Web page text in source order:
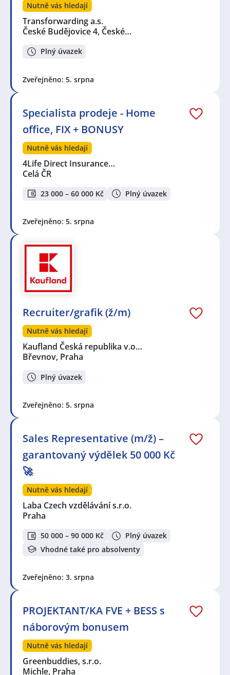
Nutně vás hledají
Transforwarding a.s.
České Budějovice 4, České…
Plný úvazek
Zveřejněno: 5. srpna
Specialista prodeje - Home
office, FIX + BONUSY
Nutně vás hledají
4Life Direct Insurance…
Celá ČR
23 000 – 60 000 Kč Plný úvazek
Zveřejněno: 5. srpna
Recruiter/grafik (ž/m)
Nutně vás hledají
Kaufland Česká republika v.o…
Břevnov, Praha
Plný úvazek
Zveřejněno: 5. srpna
Sales Representative (m/ž) –
garantovaný výdělek 50 000 Kč
🚀
Nutně vás hledají
Laba Czech vzdělávání s.r.o.
Praha
50 000 – 90 000 Kč
Plný úvazek
Vhodné také pro absolventy
Zveřejněno: 3. srpna
PROJEKTANT/KA FVE + BESS s
náborovým bonusem
Nutně vás hledají
Greenbuddies, s.r.o.
Michle, Praha